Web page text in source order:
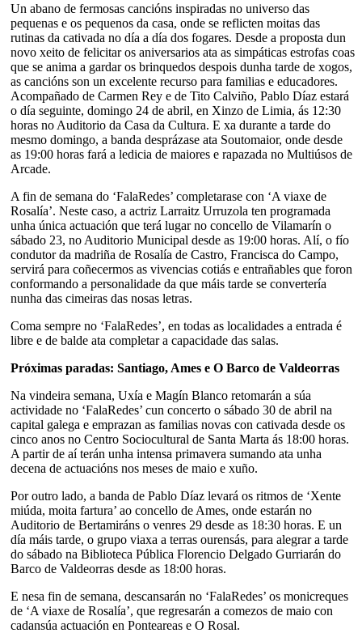
Un abano de fermosas cancións inspiradas no universo das
pequenas e os pequenos da casa, onde se reflicten moitas das
rutinas da cativada no día a día dos fogares. Desde a proposta dun
novo xeito de felicitar os aniversarios ata as simpáticas estrofas coas
que se anima a gardar os brinquedos despois dunha tarde de xogos,
as cancións son un excelente recurso para familias e educadores.
Acompañado de Carmen Rey e de Tito Calviño, Pablo Díaz estará
o día seguinte, domingo 24 de abril, en Xinzo de Limia, ás 12:30
horas no Auditorio da Casa da Cultura. E xa durante a tarde do
mesmo domingo, a banda desprázase ata Soutomaior, onde desde
as 19:00 horas fará a ledicia de maiores e rapazada no Multiúsos de
Arcade.
A fin de semana do ‘FalaRedes’ completarase con ‘A viaxe de
Rosalía’. Neste caso, a actriz Larraitz Urruzola ten programada
unha única actuación que terá lugar no concello de Vilamarín o
sábado 23, no Auditorio Municipal desde as 19:00 horas. Alí, o fío
condutor da madriña de Rosalía de Castro, Francisca do Campo,
servirá para coñecermos as vivencias cotiás e entrañables que foron
conformando a personalidade da que máis tarde se convertería
nunha das cimeiras das nosas letras.
Coma sempre no ‘FalaRedes’, en todas as localidades a entrada é
libre e de balde ata completar a capacidade das salas.
Próximas paradas: Santiago, Ames e O Barco de Valdeorras
Na vindeira semana, Uxía e Magín Blanco retomarán a súa
actividade no ‘FalaRedes’ cun concerto o sábado 30 de abril na
capital galega e emprazan as familias novas con cativada desde os
cinco anos no Centro Sociocultural de Santa Marta ás 18:00 horas.
A partir de aí terán unha intensa primavera sumando ata unha
decena de actuacións nos meses de maio e xuño.
Por outro lado, a banda de Pablo Díaz levará os ritmos de ‘Xente
miúda, moita fartura’ ao concello de Ames, onde estarán no
Auditorio de Bertamiráns o venres 29 desde as 18:30 horas. E un
día máis tarde, o grupo viaxa a terras ourensás, para alegrar a tarde
do sábado na Biblioteca Pública Florencio Delgado Gurriarán do
Barco de Valdeorras desde as 18:00 horas.
E nesa fin de semana, descansarán no ‘FalaRedes’ os monicreques
de ‘A viaxe de Rosalía’, que regresarán a comezos de maio con
cadansúa actuación en Ponteareas e O Rosal.